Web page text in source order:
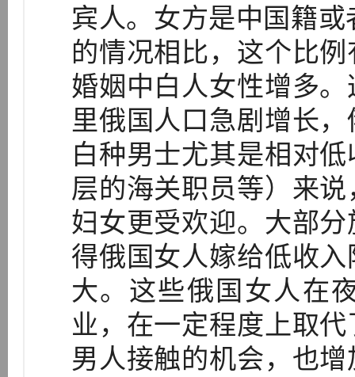
宾人。女方是中国籍
的情况相比，这个比
婚姻中白人女性增多
里俄国人口急剧增长
白种男士尤其是相对
层的海关职员等）来
妇女更受欢迎。大部
得俄国女人嫁给低收
大。这些俄国女人在
业，在一定程度上取
男人接触的机会，也